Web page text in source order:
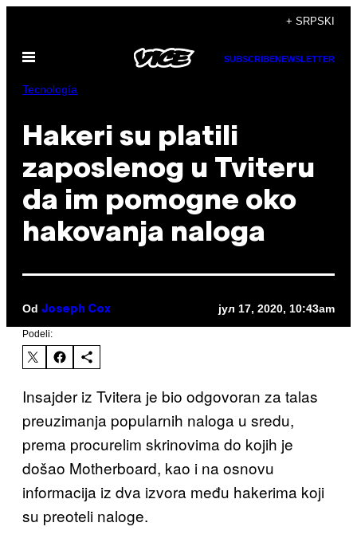
садржај
+ SRPSKI
Otvori
SUBSCRIBENEWSLETTER
Tecnología
Hakeri su platili
zaposlenog u Tviteru
da im pomogne oko
hakovanja naloga
Od Joseph Cox јул 17, 2020, 10:43am
Podeli:
Insajder iz Tvitera je bio odgovoran za talas
preuzimanja popularnih naloga u sredu,
prema procurelim skrinovima do kojih je
došao Motherboard, kao i na osnovu
informacija iz dva izvora među hakerima koji
su preoteli naloge.